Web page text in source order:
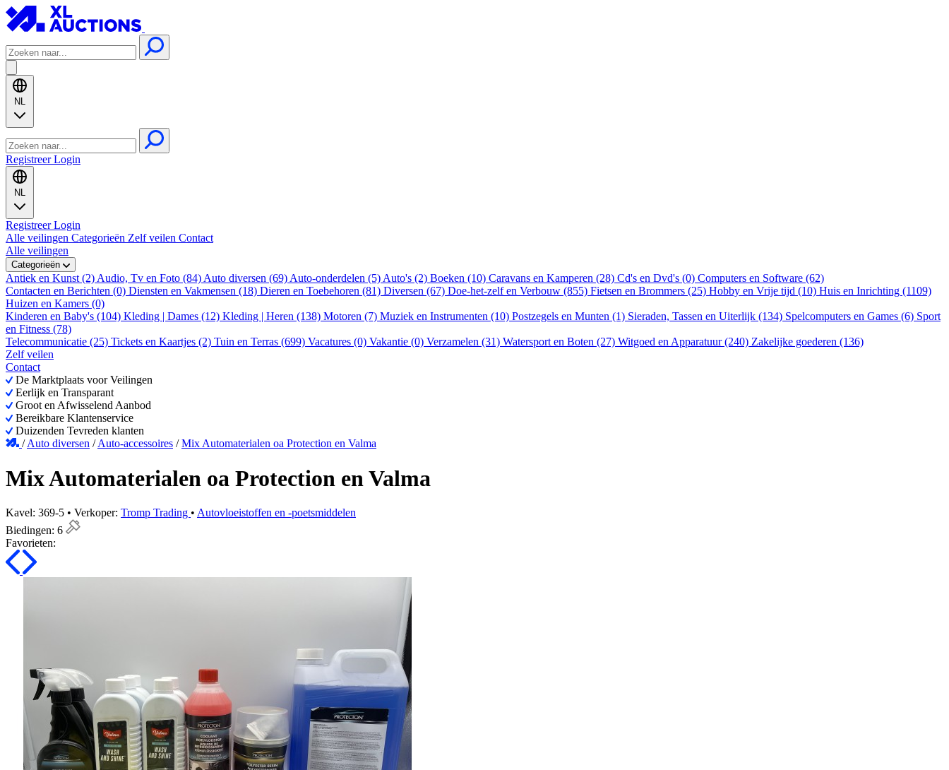
NL
RegistreerLogin
NL
RegistreerLogin
Alle veilingen Categorieën Zelf veilen Contact
Alle veilingen
Categorieën
Antiek en Kunst (2) Audio, Tv en Foto (84) Auto diversen (69) Auto-onderdelen (5) Auto's (2) Boeken (10) Caravans en Kamperen (28) Cd's en Dvd's (0) Computers en Software (62)
Contacten en Berichten (0) Diensten en Vakmensen (18) Dieren en Toebehoren (81) Diversen (67) Doe-het-zelf en Verbouw (855) Fietsen en Brommers (25) Hobby en Vrije tijd (10) Huis en Inrichting (1109)
Huizen en Kamers (0)
Kinderen en Baby's (104) Kleding | Dames (12) Kleding | Heren (138) Motoren (7) Muziek en Instrumenten (10) Postzegels en Munten (1) Sieraden, Tassen en Uiterlijk (134) Spelcomputers en Games (6) Sport
en Fitness (78)
Telecommunicatie (25) Tickets en Kaartjes (2) Tuin en Terras (699) Vacatures (0) Vakantie (0) Verzamelen (31) Watersport en Boten (27) Witgoed en Apparatuur (240) Zakelijke goederen (136)
Zelf veilen
Contact
De Marktplaats voor Veilingen
Eerlijk en Transparant
Groot en Afwisselend Aanbod
Bereikbare Klantenservice
Duizenden Tevreden klanten
/Auto diversen /Auto-accessoires /Mix Automaterialen oa Protection en Valma
Mix Automaterialen oa Protection en Valma
Kavel: 369-5 • Verkoper: Tromp Trading • Autovloeistoffen en -poetsmiddelen
Biedingen: 6
Favorieten: